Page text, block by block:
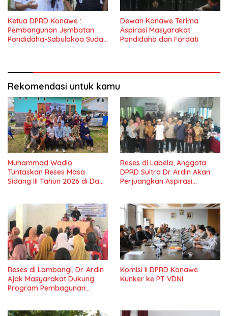
Ketua DPRD Konawe :
Pembangunan Jembatan
Pondidaha-Sabulakoa Sudah
Dewan Konawe Terima
Aspirasi Masyarakat
Pondidaha dan Fordati
Rekomendasi untuk kamu
Muhammad Wadio
Tuntaskan Reses Masa
Sidang III Tahun 2026 di Dapil
Reses di Labela, Anggota
DPRD Sultra Dr Ardin Akan
Perjuangkan Aspirasi
Reses di Lambangi, Dr. Ardin
Ajak Masyarakat Dukung
Program Pembagunan
Komisi II DPRD Konawe
Kunker ke PT VDNI